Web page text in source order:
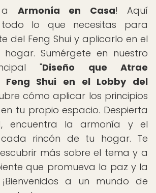
a Armonía en Casa! Aquí
todo lo que necesitas para
del Feng Shui y aplicarlo en el
Sumérgete en nuestro
"Diseño que Atrae
Feng Shui en el Lobby del
cómo aplicar los principios
tu propio espacio. Despierta
encuentra la armonía y el
rincón de tu hogar. Te
más sobre el tema y a
que promueva la paz y la
a un mundo de